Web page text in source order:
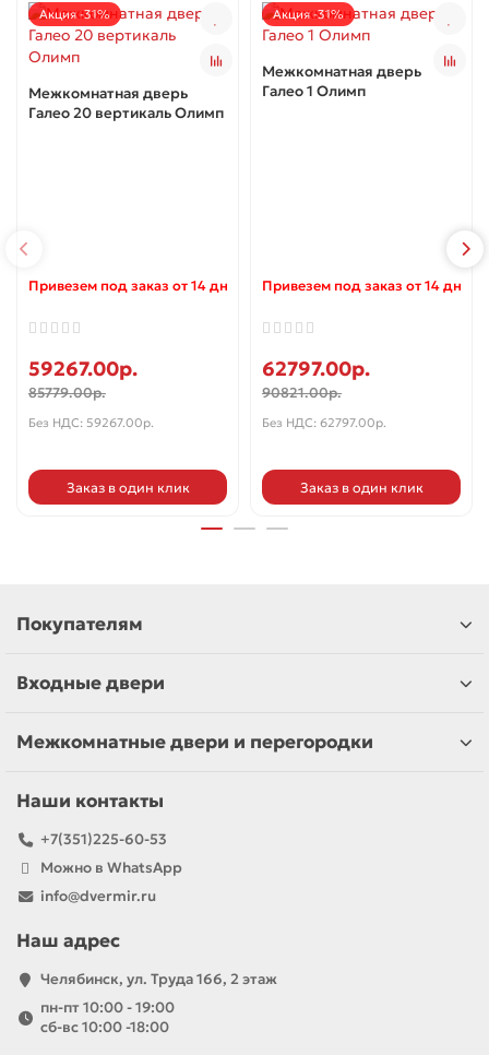
Акция -31%
Межкомнатная дверь
Галео 20 вертикаль Олимп
Привезем под заказ от 14 дней ✓
59267.00р.
85779.00р.
Без НДС: 59267.00р.
Заказ в один клик
Акция -31%
Межкомнатная дверь
Галео 1 Олимп
Привезем под заказ от 14 дней
62797.00р.
90821.00р.
Без НДС: 62797.00р.
Заказ в один клик
Покупателям
Входные двери
Межкомнатные двери и перегородки
Наши контакты
+7(351)225-60-53
Можно в WhatsApp
info@dvermir.ru
Наш адрес
Челябинск, ул. Труда 166, 2 этаж
пн-пт 10:00 - 19:00
сб-вс 10:00 -18:00